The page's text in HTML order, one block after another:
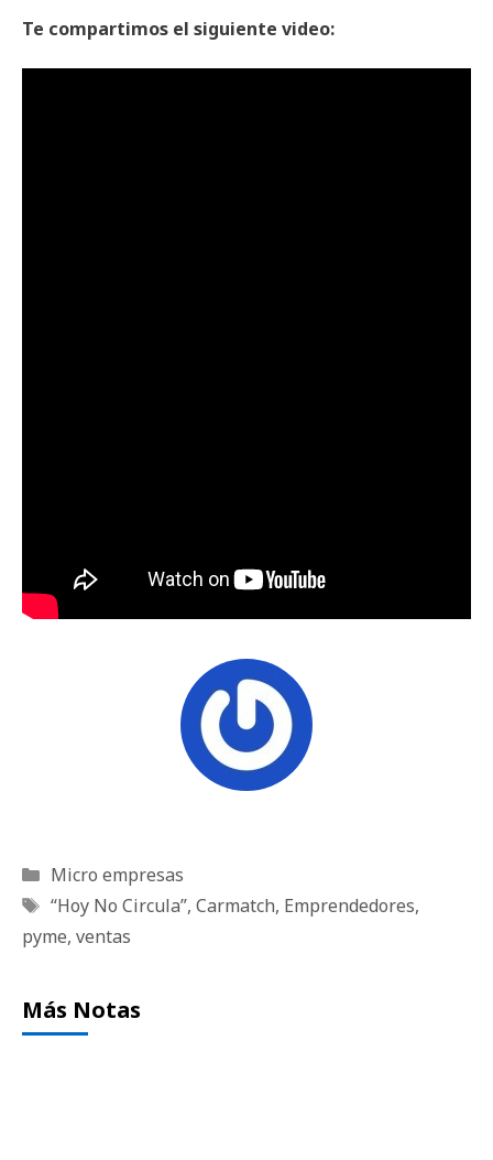
Te compartimos el siguiente video:
Categorías
Micro empresas
Etiquetas
“Hoy No Circula”, Carmatch, Emprendedores,
pyme, ventas
Más Notas